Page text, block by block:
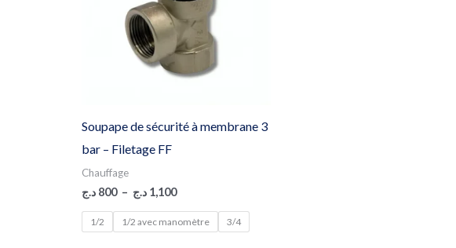
Soupape de sécurité à membrane 3
bar – Filetage FF
Chauffage
800 د.ج – 1,100 د.ج
1/2 1/2 avec manomètre 3/4